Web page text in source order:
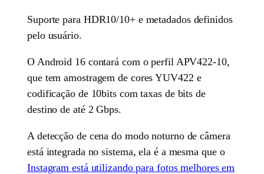
Suporte para HDR10/10+ e metadados definidos
pelo usuário.
O Android 16 contará com o perfil APV422-10,
que tem amostragem de cores YUV422 e
codificação de 10bits com taxas de bits de
destino de até 2 Gbps.
A detecção de cena do modo noturno de câmera
está integrada no sistema, ela é a mesma que o
Instagram está utilizando para fotos melhores em